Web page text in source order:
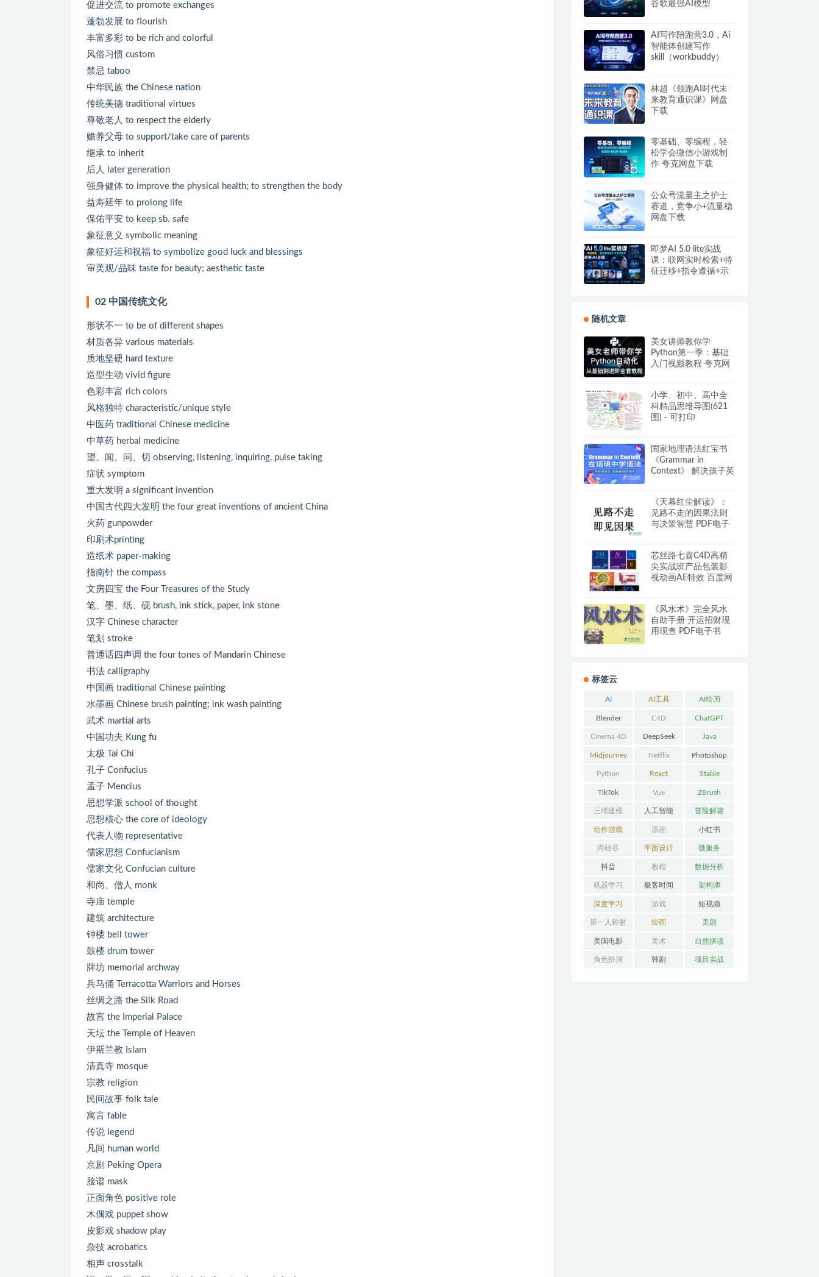
促进交流 to promote exchanges
蓬勃发展 to flourish
丰富多彩 to be rich and colorful
风俗习惯 custom
禁忌 taboo
中华民族 the Chinese nation
传统美德 traditional virtues
尊敬老人 to respect the elderly
赡养父母 to support/take care of parents
继承 to inherit
后人 later generation
强身健体 to improve the physical health; to strengthen the body
益寿延年 to prolong life
保佑平安 to keep sb. safe
象征意义 symbolic meaning
象征好运和祝福 to symbolize good luck and blessings
审美观/品味 taste for beauty; aesthetic taste
02 中国传统文化
形状不一 to be of different shapes
材质各异 various materials
质地坚硬 hard texture
造型生动 vivid figure
色彩丰富 rich colors
风格独特 characteristic/unique style
中医药 traditional Chinese medicine
中草药 herbal medicine
望、闻、问、切 observing, listening, inquiring, pulse taking
症状 symptom
重大发明 a significant invention
中国古代四大发明 the four great inventions of ancient China
火药 gunpowder
印刷术printing
造纸术 paper-making
指南针 the compass
文房四宝 the Four Treasures of the Study
笔、墨、纸、砚 brush, ink stick, paper, ink stone
汉字 Chinese character
笔划 stroke
普通话四声调 the four tones of Mandarin Chinese
书法 calligraphy
中国画 traditional Chinese painting
水墨画 Chinese brush painting; ink wash painting
武术 martial arts
中国功夫 Kung fu
太极 Tai Chi
孔子 Confucius
孟子 Mencius
思想学派 school of thought
思想核心 the core of ideology
代表人物 representative
儒家思想 Confucianism
儒家文化 Confucian culture
和尚、僧人 monk
寺庙 temple
建筑 architecture
钟楼 bell tower
鼓楼 drum tower
牌坊 memorial archway
兵马俑 Terracotta Warriors and Horses
丝绸之路 the Silk Road
故宫 the Imperial Palace
天坛 the Temple of Heaven
伊斯兰教 Islam
清真寺 mosque
宗教 religion
民间故事 folk tale
寓言 fable
传说 legend
凡间 human world
京剧 Peking Opera
脸谱 mask
正面角色 positive role
木偶戏 puppet show
皮影戏 shadow play
杂技 acrobatics
相声 crosstalk
谷歌最强AI模型
AI写作陪跑营3.0，Ai
智能体创建写作
skill（workbuddy）
林超《领跑AI时代未
来教育通识课》网盘
下载
零基础、零编程，轻
松学会微信小游戏制
作 夸克网盘下载
公众号流量主之护士
赛道，竞争小+流量稳
网盘下载
即梦AI 5.0 lite实战
课：联网实时检索+特
征迁移+指令遵循+示
随机文章
美女讲师教你学
Python第一季：基础
入门视频教程 夸克网
小学、初中、高中全
科精品思维导图(621
图) - 可打印
国家地理语法红宝书
《Grammar in
Context》 解决孩子英
《天幕红尘解读》：
见路不走的因果法则
与决策智慧 PDF电子
芯丝路七喜C4D高精
尖实战班产品包装影
视动画AE特效 百度网
《风水术》完全风水
自助手册 开运招财现
用现查 PDF电子书
标签云
AI AI工具 AI绘画
Blender C4D ChatGPT
Cinema 4D DeepSeek Java
Midjourney Netflix Photoshop
Python React Stable
Diffusion
TikTok Vue ZBrush
三维建模 人工智能 冒险解谜
AVG
动作游戏
ACT
原画 小红书
尚硅谷 平面设计 微服务
抖音 教程 数据分析
机器学习 极客时间 架构师
深度学习 游戏 短视频
第一人称射
击FPS
绘画 美剧
美国电影 美术 自然拼读
角色扮演 韩剧 项目实战